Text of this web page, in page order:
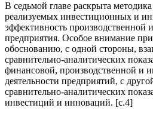
В седьмой главе раскрыта
реализуемых инвестиционных и
эффективность производственной
предприятия. Особое внимание
обоснованию, с одной стороны,
сравнительно-аналитических
финансовой, производственной и
деятельности предприятий, с
сравнительно-аналитических
инвестиций и инноваций. [c.4]